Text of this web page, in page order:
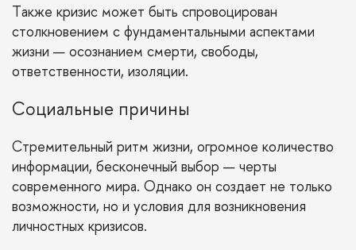
Также кризис может быть спровоцирован
столкновением с фундаментальными аспектами
жизни — осознанием смерти, свободы,
ответственности, изоляции.
Социальные причины
Стремительный ритм жизни, огромное количество
информации, бесконечный выбор — черты
современного мира. Однако он создает не только
возможности, но и условия для возникновения
личностных кризисов.